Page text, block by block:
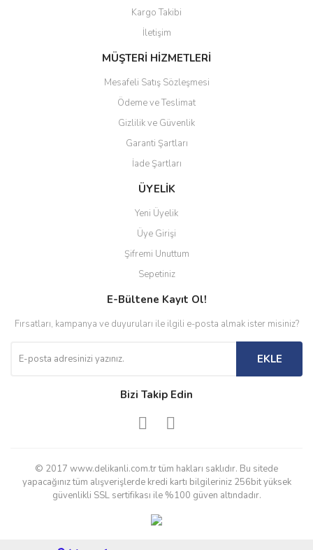
Kargo Takibi
İletişim
MÜŞTERİ HİZMETLERİ
Mesafeli Satış Sözleşmesi
Ödeme ve Teslimat
Gizlilik ve Güvenlik
Garanti Şartları
İade Şartları
ÜYELİK
Yeni Üyelik
Üye Girişi
Şifremi Unuttum
Sepetiniz
E-Bültene Kayıt Ol!
Fırsatları, kampanya ve duyuruları ile ilgili e-posta almak ister misiniz?
EKLE
Bizi Takip Edin
© 2017 www.delikanli.com.tr tüm hakları saklıdır. Bu sitede
yapacağınız tüm alışverişlerde kredi kartı bilgileriniz 256bit yüksek
güvenlikli SSL sertifikası ile %100 güven altındadır.